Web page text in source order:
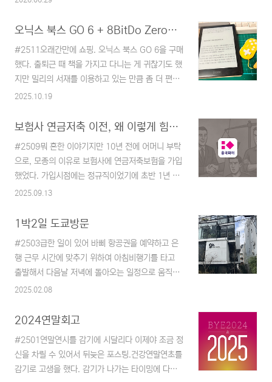
자체는 동작하는 걸 확인할 수 있었지만 HDD가 문
되는 걸 확인해서 NAS에 연결해서 초기화하고 접
근했더니 HDD 경고라며 HDD를 바꾸라고 한다.
NAS에서 분리해서 도킹 스테이션으로 다시 포맷
후 확인하면 마운트에 문제가 없는데 NAS에서는
아가서, NAS가 필요한지 곰곰이 생각해 보니..
NAS 구축을 위해 백업용까지 포함해서 HDD를 2
대를 준비하려면..
오닉스 북스 GO 6 + 8BitDo Zero2 블루투스 조이패드
#2511오래간만에 쇼핑. 오닉스 북스 GO 6을 구매
했다. 출퇴근 때 책을 가지고 다니는 게 귀찮기도 했
지만 밀리의 서재를 이용하고 있는 만큼 좀 더 편하
게 책을 읽기 위해서라는 이유다. 폰으로 봐도 된다
만 단지 폰으로 보게 되면 곧잘 다른 곳으로 빠지기
근거린다. 우연히 알게 되었는데 의외로 리모컨을
많이 사용한다는 것과 이 녀석을 꽤 많이 쓰고 있는
것 같아 같이 구매했다. 리모컨으로 볼 일이 뭐가 있
을까? 처음에는 이렇게 생각했었는데... 누워서 볼
상시 켜 놓아야만 해서 그만큼의 전력 소모는 있겠
지만 편해서 아마 계속 사용하지 않을까 생각된다.
이북..
2025.10.19
보험사 연금저축 이전, 왜 이렇게 힘든가? 실제 경험 후기
#2509뭐 흔한 이야기지만 10년 전에 어머니 부탁
으로, 모종의 이유로 보험사에 연금저축보험을 가입
했었다. 가입시점에는 정규직이었기에 초반 1년 정
도 매월 50만 원으로 시작했었고 과한 것 같아 30
지를 해 왔었다. 10년이라는 시간을 납부하면서 꽤
을 뜬 상태였고 보험사 상품 해지 시 손해를 보지 않
는 구간까지 계속 유지하느라 힘들었었다. 최근 드
디어 손해를 보지 않는 구간에 들어왔기에 연금저축
을 운영 중인 NH투자증권으로 연금이전을 신청하
한 달 정도를 소비하게 만들지는 몰랐었다.문제의
발단흥국화재에서 운용하던 연금저축상품을 증권사
의 연금저축펀드로 ..
2025.09.13
1박2일 도쿄방문
#2503급한 일이 있어 바삐 항공권을 예약하고 은
행 근무 시간에 맞추기 위하여 아침비행기를 타고
출발해서 다음날 저녁에 돌아오는 일정으로 움직였
다.eSIM을 처음 사용해 봤는데 좋은 경험이었다.
속도도 만족스러웠음.eSIM과 항공권은 Trip.com
Deals and PromotionsChoose from over
1.2 million hotels in more than 200
countries, 30 million real guest reviews.
2025.02.08
2024연말회고
#2501연말연시를 감기에 시달리다 이제야 조금 정
신을 차릴 수 있어서 뒤늦은 포스팅.건강연말연초를
감기로 고생을 했다. 감기가 나가는 타이밍에 다시